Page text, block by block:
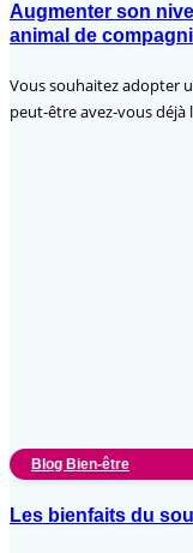
Augmenter son
animal de
Vous souhaitez adopter
peut-être avez-vous déjà
Blog Bien-être
Les bienfaits du